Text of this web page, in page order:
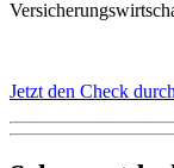
Jetzt den Check